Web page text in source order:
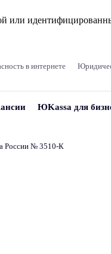
или
в интернете
ЮKassa для
России № 3510‑К